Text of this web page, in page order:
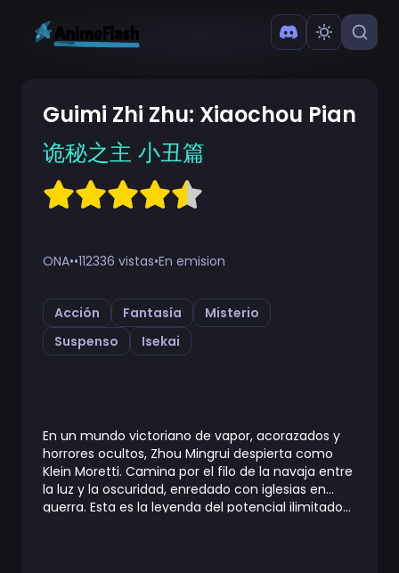
Guimi Zhi Zhu: Xiaochou Pian
诡秘之主 小丑篇
ONA••112336 vistas•En emision
Acción Fantasía
Misterio
Suspenso
Isekai
En un mundo victoriano de vapor, acorazados y
horrores ocultos, Zhou Mingrui despierta como
Klein Moretti. Camina por el filo de la navaja entre
la luz y la oscuridad, enredado con iglesias en
guerra. Esta es la leyenda del potencial ilimitado...